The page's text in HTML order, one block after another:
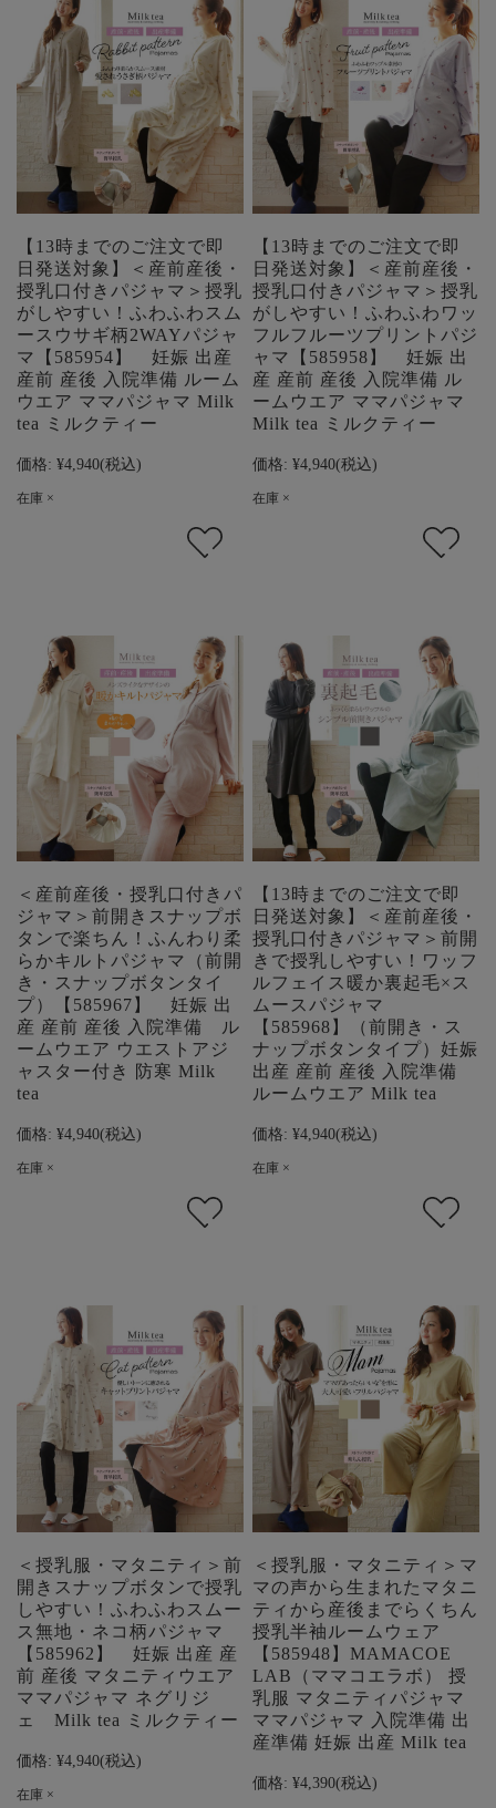
【13時までのご注文で即
日発送対象】＜産前産後・
授乳口付きパジャマ＞授乳
がしやすい！ふわふわスム
ースウサギ柄2WAYパジャ
マ【585954】 妊娠 出産
産前 産後 入院準備 ルーム
ウエア ママパジャマ Milk
tea ミルクティー
価格: ¥4,940(税込)
在庫 ×
【13時までのご注文で即
日発送対象】＜産前産後・
授乳口付きパジャマ＞授乳
がしやすい！ふわふわワッ
フルフルーツプリントパジ
ャマ【585958】 妊娠 出
産 産前 産後 入院準備 ル
ームウエア ママパジャマ
Milk tea ミルクティー
価格: ¥4,940(税込)
在庫 ×
＜産前産後・授乳口付きパ
ジャマ＞前開きスナップボ
タンで楽ちん！ふんわり柔
らかキルトパジャマ（前開
き・スナップボタンタイ
プ）【585967】 妊娠 出
産 産前 産後 入院準備 ル
ームウエア ウエストアジ
ャスター付き 防寒 Milk
tea
価格: ¥4,940(税込)
在庫 ×
【13時までのご注文で即
日発送対象】＜産前産後・
授乳口付きパジャマ＞前開
きで授乳しやすい！ワッフ
ルフェイス暖か裏起毛×ス
ムースパジャマ
【585968】（前開き・ス
ナップボタンタイプ）妊娠
出産 産前 産後 入院準備
ルームウエア Milk tea
価格: ¥4,940(税込)
在庫 ×
＜授乳服・マタニティ＞前
開きスナップボタンで授乳
しやすい！ふわふわスムー
ス無地・ネコ柄パジャマ
【585962】 妊娠 出産 産
前 産後 マタニティウエア
ママパジャマ ネグリジ
ェ Milk tea ミルクティー
価格: ¥4,940(税込)
在庫 ×
＜授乳服・マタニティ＞マ
マの声から生まれたマタニ
ティから産後までらくちん
授乳半袖ルームウェア
【585948】MAMACOE
LAB（ママコエラボ） 授
乳服 マタニティパジャマ
ママパジャマ 入院準備 出
産準備 妊娠 出産 Milk tea
価格: ¥4,390(税込)